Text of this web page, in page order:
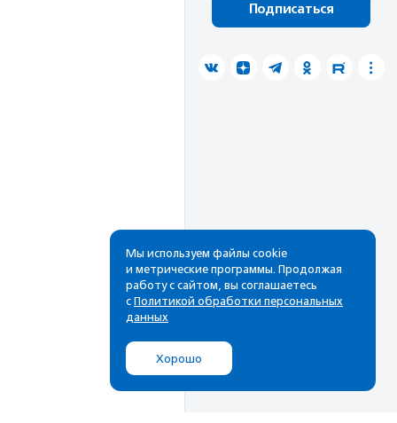
Подписаться
Мы используем файлы cookie
и метрические программы. Продолжая
работу с сайтом, вы соглашаетесь
с Политикой обработки персональных
данных
Хорошо